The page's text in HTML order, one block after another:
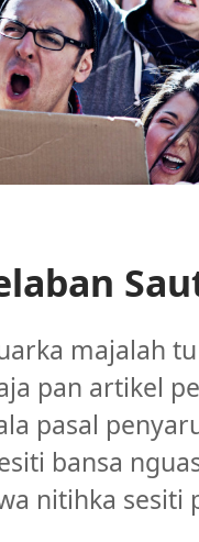
majalah
pan artikel
pasal
bansa
nitihka sesiti